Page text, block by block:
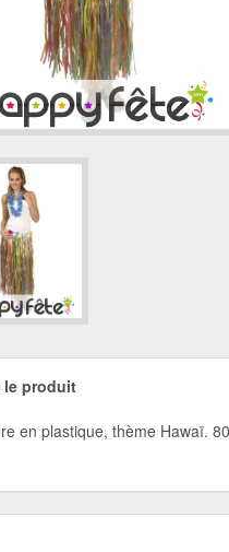
le produit
en plastique, thème Hawaï.